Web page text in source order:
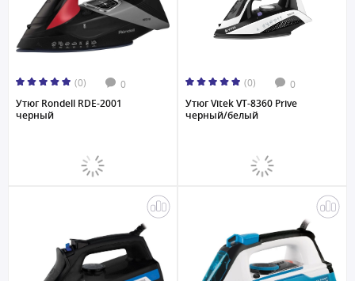
(0) 0
Утюг Rondell RDE-2001
черный
(0) 0
Утюг Vitek VT-8360 Prive
черный/белый